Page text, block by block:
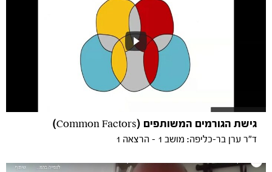
גישת הגורמים המשותפים (Common Factors)
ד"ר ערן בר-כליפה: מושב 1 - הרצאה 1